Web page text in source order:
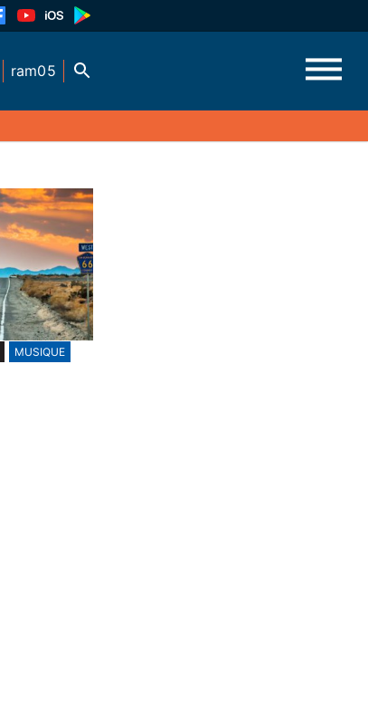
ram05
MUSIQUE